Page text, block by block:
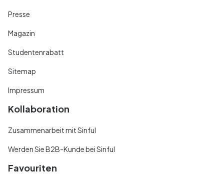
Presse
Magazin
Studentenrabatt
Sitemap
Impressum
Kollaboration
Zusammenarbeit mit Sinful
Werden Sie B2B-Kunde bei Sinful
Favouriten